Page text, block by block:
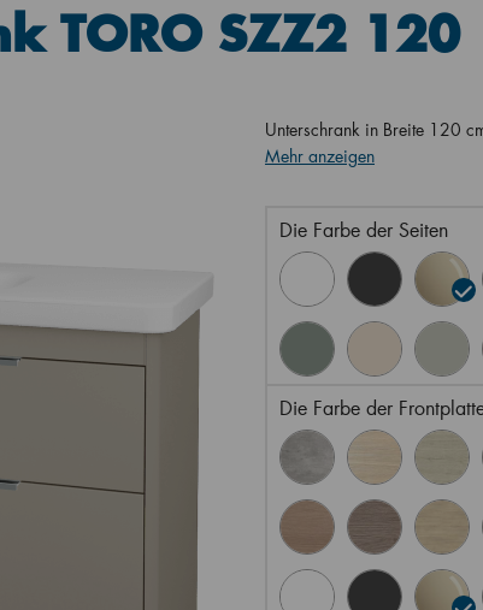
TORO SZZ2 120
Unterschrank in Breite 120
Mehr anzeigen
Die Farbe der Seiten
Die Farbe der